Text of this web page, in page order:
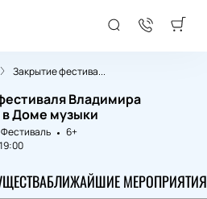
Закрытие фестива...
Владимира
Доме музыки
Фестиваль
6+
19:00
БЛИЖАЙШИЕ МЕРОПРИЯТИЯ